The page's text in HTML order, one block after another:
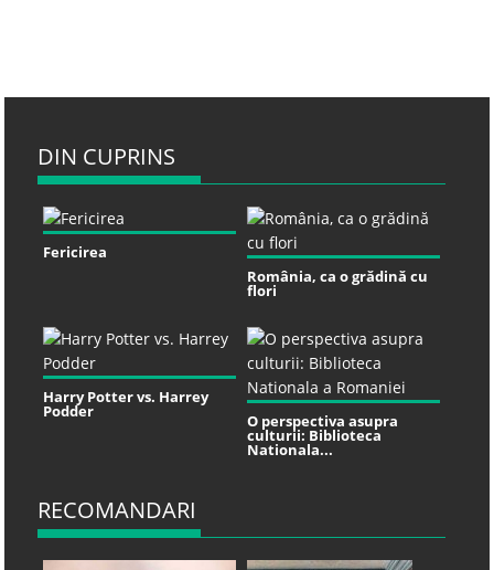
DIN CUPRINS
Fericirea
România, ca o grădină cu
flori
Harry Potter vs. Harrey
Podder O perspectiva asupra
culturii: Biblioteca
Nationala...
RECOMANDARI